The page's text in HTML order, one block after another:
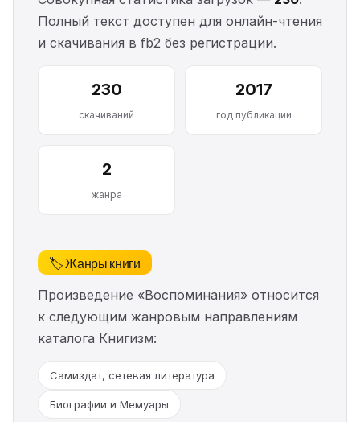
Полный текст доступен для онлайн-чтения
и скачивания в fb2 без регистрации.
230
скачиваний
2017
год публикации
2
жанра
🏷️ Жанры книги
Произведение «Воспоминания» относится
к следующим жанровым направлениям
каталога Книгизм:
Самиздат, сетевая литература
Биографии и Мемуары